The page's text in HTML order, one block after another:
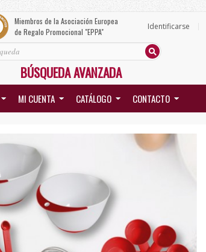
Identificarse
Miembros de la Asociación Europea
de Regalo Promocional "EPPA"
BÚSQUEDA AVANZADA
MI CUENTA CATÁLOGO CONTACTO